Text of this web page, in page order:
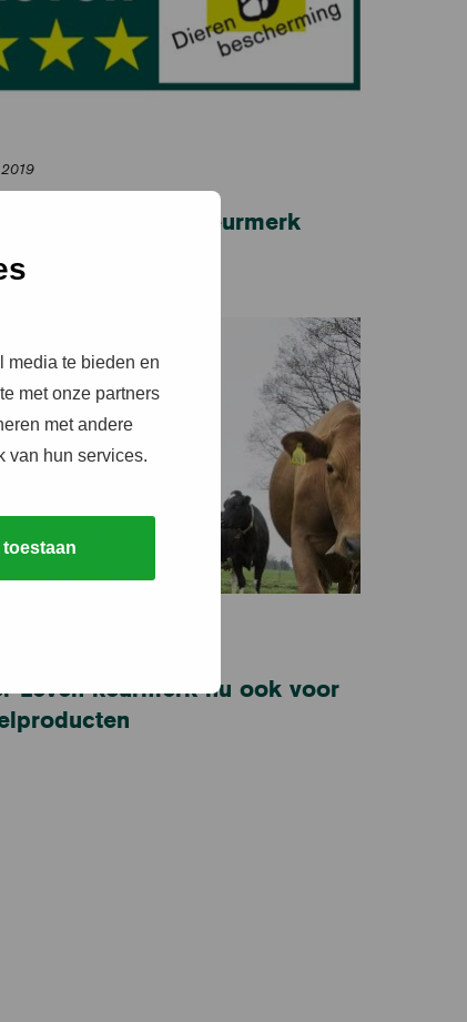
media te bieden en
met onze partners
met andere
van hun services.
jaar Beter Leven keurmerk
Leven keurmerk nu ook voor